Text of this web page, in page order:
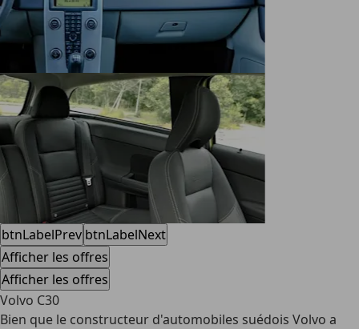
btnLabelPrev btnLabelNext
Afficher les offres
Afficher les offres
Volvo C30
Bien que le constructeur d'automobiles suédois Volvo a